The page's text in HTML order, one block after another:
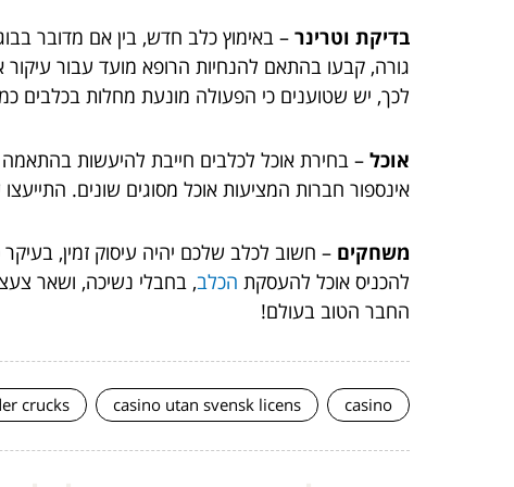
בדיקת וטרינר – באימוץ כלב חדש, בין אם מדובר
גורה, קבעו בהתאם להנחיות הרופא מועד עבור עיקור
לכך, יש שטוענים כי הפעולה מונעת מחלות בכלבים
אוכל – בחירת אוכל לכלבים חייבת להיעשות
אינספור חברות המציעות אוכל מסוגים שונים.
משחקים – חשוב לכלב שלכם יהיה עיסוק זמין,
להכניס אוכל להעסקת הכלב, בחבלי נשיכה, ושאר
החבר הטוב בעולם!
casino
casino utan svensk licens
crucks